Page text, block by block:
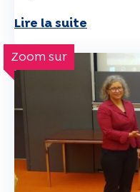
Lire la suite
Zoom sur